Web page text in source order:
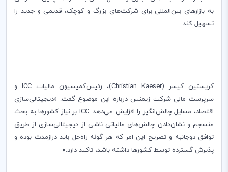
به بازارهای بین‌المللی برای شرکت‌های بزرگ و کوچک‌، قدیمی و جدید را
تسهیل کند.
کریستین کیسر (Christian Kaeser)، رئیس‌کمیسیون مالیات ICC و
سرپرست مالی شرکت زیمنس درباره این موضوع گفت: «‌دیجیتالی‌سازی
اقتصاد، مسایل چالش‌انگیز را افزایش می‌دهد.‌ICC بر نیاز کشورها به بحث
منسجم و نشان‌دادن چالش‌های مالیاتی ناشی از دیجیتالی‌سازی از طریق
توافق دو‌جانبه و تصریح این امر که هر گونه راه‌حل باید دراز‌مدت بوده و
پذیرش گسترده توسط کشورها داشته باشد، تاکید دارد.»